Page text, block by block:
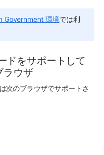
Government 環境では利
ドをサポートして
ラウザ
次のブラウザでサポートさ